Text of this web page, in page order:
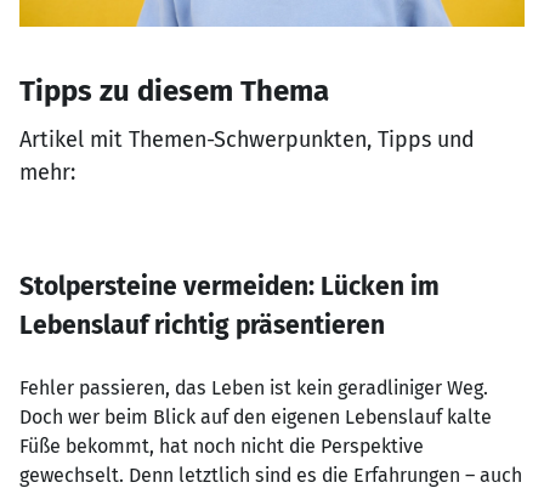
Tipps zu diesem Thema
Artikel mit Themen-Schwerpunkten, Tipps und
mehr:
Stolpersteine vermeiden: Lücken im
Lebenslauf richtig präsentieren
Fehler passieren, das Leben ist kein geradliniger Weg.
Doch wer beim Blick auf den eigenen Lebenslauf kalte
Füße bekommt, hat noch nicht die Perspektive
gewechselt. Denn letztlich sind es die Erfahrungen – auch